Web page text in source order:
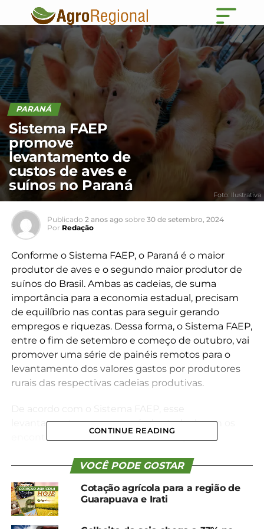
PARANÁ
Sistema FAEP
promove
levantamento de
custos de aves e
suínos no Paraná
Foto: Ilustrativa
Publicado 2 anos ago sobre 30 de setembro, 2024
Por Redação
Conforme o Sistema FAEP, o Paraná é o maior
produtor de aves e o segundo maior produtor de
suínos do Brasil. Ambas as cadeias, de suma
importância para a economia estadual, precisam
de equilíbrio nas contas para seguir gerando
empregos e riquezas. Dessa forma, o Sistema FAEP,
entre o fim de setembro e começo de outubro, vai
promover uma série de painéis remotos para o
levantamento dos valores gastos por produtores
rurais das respectivas cadeias produtivas.
levantamento ocorre em nível estadual, com os
encontros realizados nas Comissões para
Conciliação da Integração (Cadecs). A metodologia
elaborada pela Empresa Brasileira de Pesquisa
Agropecuária (Embrapa). A última pesquisa
CONTINUE READING
VOCÊ PODE GOSTAR
Cotação agrícola para a região de
Guarapuava e Irati